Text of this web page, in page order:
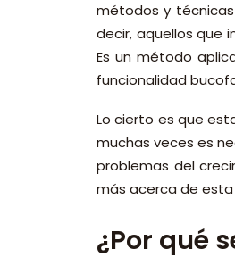
métodos y
decir, aquellos que
Es un método
funcionalidad
Lo cierto es que
muchas veces es
problemas del
más acerca de
¿Por qué